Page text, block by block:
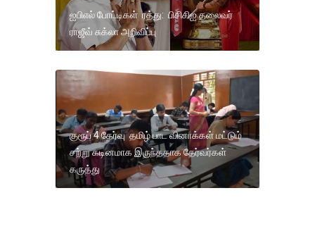
ஐபிஎல் போட்டிகள் ரத்து: பிசிசிஐ தலைவர்
ராஜீவ் சுக்லா அறிவிப்பு
குரூப் 4 தேர்வு தமிழ் பாட வினாக்கள் மட்டும்
சற்று கடினமாக இருந்ததாக தேர்வர்கள்
கருத்து